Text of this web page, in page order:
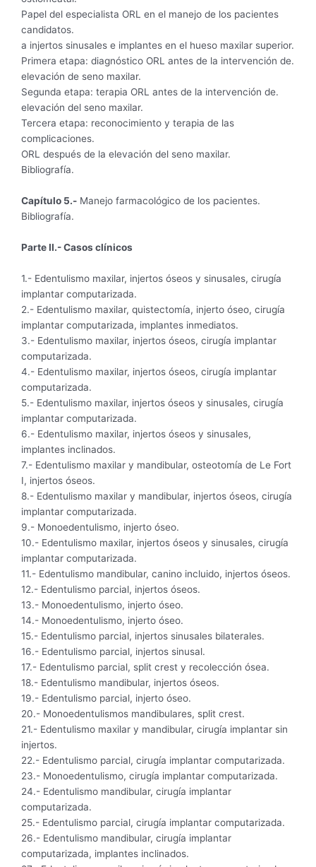
Papel del especialista ORL en el manejo de los pacientes
candidatos.
a injertos sinusales e implantes en el hueso maxilar superior.
Primera etapa: diagnóstico ORL antes de la intervención de.
elevación de seno maxilar.
Segunda etapa: terapia ORL antes de la intervención de.
elevación del seno maxilar.
Tercera etapa: reconocimiento y terapia de las
complicaciones.
ORL después de la elevación del seno maxilar.
Bibliografía.
Capítulo 5.- Manejo farmacológico de los pacientes.
Bibliografía.
Parte II.- Casos clínicos
1.- Edentulismo maxilar, injertos óseos y sinusales, cirugía
implantar computarizada.
2.- Edentulismo maxilar, quistectomía, injerto óseo, cirugía
implantar computarizada, implantes inmediatos.
3.- Edentulismo maxilar, injertos óseos, cirugía implantar
computarizada.
4.- Edentulismo maxilar, injertos óseos, cirugía implantar
computarizada.
5.- Edentulismo maxilar, injertos óseos y sinusales, cirugía
implantar computarizada.
6.- Edentulismo maxilar, injertos óseos y sinusales,
implantes inclinados.
7.- Edentulismo maxilar y mandibular, osteotomía de Le Fort
I, injertos óseos.
8.- Edentulismo maxilar y mandibular, injertos óseos, cirugía
implantar computarizada.
9.- Monoedentulismo, injerto óseo.
10.- Edentulismo maxilar, injertos óseos y sinusales, cirugía
implantar computarizada.
11.- Edentulismo mandibular, canino incluido, injertos óseos.
12.- Edentulismo parcial, injertos óseos.
13.- Monoedentulismo, injerto óseo.
14.- Monoedentulismo, injerto óseo.
15.- Edentulismo parcial, injertos sinusales bilaterales.
16.- Edentulismo parcial, injertos sinusal.
17.- Edentulismo parcial, split crest y recolección ósea.
18.- Edentulismo mandibular, injertos óseos.
19.- Edentulismo parcial, injerto óseo.
20.- Monoedentulismos mandibulares, split crest.
21.- Edentulismo maxilar y mandibular, cirugía implantar sin
injertos.
22.- Edentulismo parcial, cirugía implantar computarizada.
23.- Monoedentulismo, cirugía implantar computarizada.
24.- Edentulismo mandibular, cirugía implantar
computarizada.
25.- Edentulismo parcial, cirugía implantar computarizada.
26.- Edentulismo mandibular, cirugía implantar
computarizada, implantes inclinados.